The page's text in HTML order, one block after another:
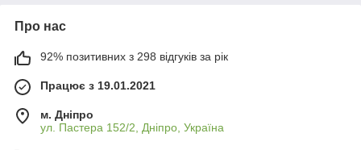
Про нас
92% позитивних з 298 відгуків за рік
Працює з 19.01.2021
м. Дніпро
ул. Пастера 152/2, Дніпро, Україна